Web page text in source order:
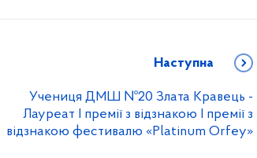
Наступна
Учениця ДМШ №20 Злата Кравець -
Лауреат І премії з відзнакою І премії з
відзнакою фестивалю «Platinum Orfey»